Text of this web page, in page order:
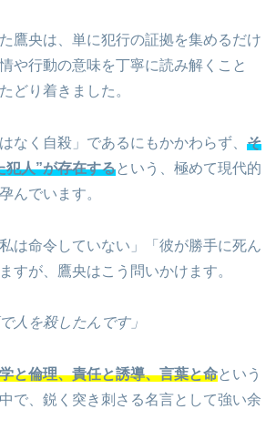
鷹央は、単に犯行の証拠を集めるだけ
や行動の意味を丁寧に読み解くこと
どり着きました。
なく自殺」であるにもかかわらず、 そ
犯人”が存在するという、極めて現代的
んでいます。
は命令していない」「彼が勝手に死ん
すが、鷹央はこう問いかけます。
人を殺したんです」
と倫理、責任と誘導、言葉と命という
で、鋭く突き刺さる名言として強い余